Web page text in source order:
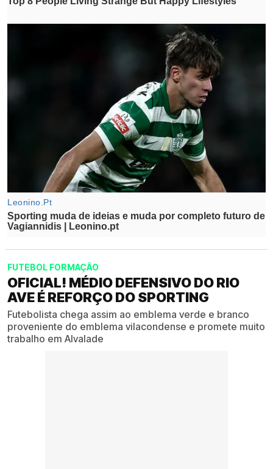
FUTEBOL FORMAÇÃO
OFICIAL! MÉDIO DEFENSIVO DO RIO
AVE É REFORÇO DO SPORTING
Futebolista chega assim ao emblema verde e branco
proveniente do emblema vilacondense e promete muito
trabalho em Alvalade